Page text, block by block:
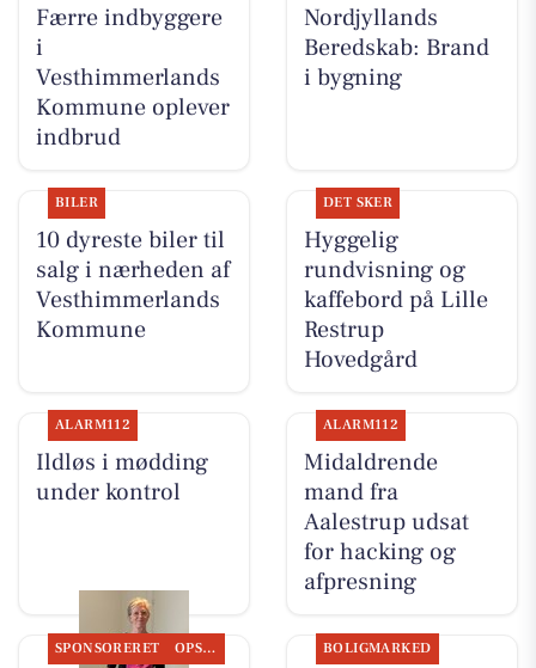
Færre indbyggere
i
Vesthimmerlands
Kommune oplever
indbrud
Nordjyllands
Beredskab: Brand
i bygning
BILER
10 dyreste biler til
salg i nærheden af
Vesthimmerlands
Kommune
DET SKER
Hyggelig
rundvisning og
kaffebord på Lille
Restrup
Hovedgård
ALARM112
Ildløs i mødding
under kontrol
ALARM112
Midaldrende
mand fra
Aalestrup udsat
for hacking og
afpresning
SPONSORERET OPSLAGSTAVLEN BOLIGMARKED